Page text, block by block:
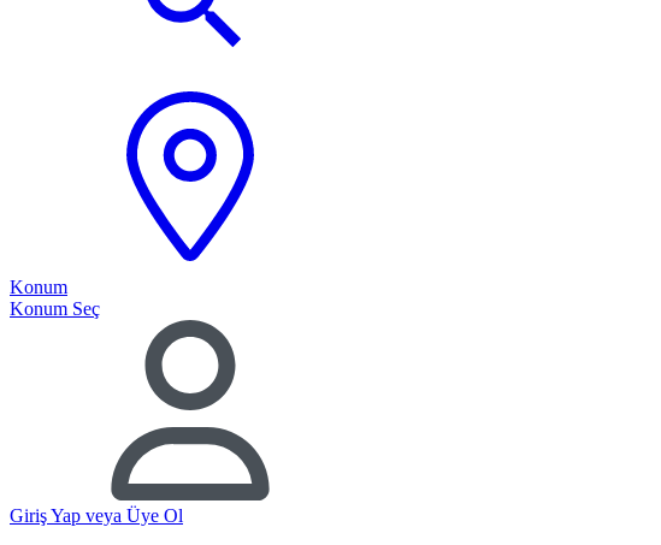
Konum
Konum Seç
Giriş Yap veya Üye Ol